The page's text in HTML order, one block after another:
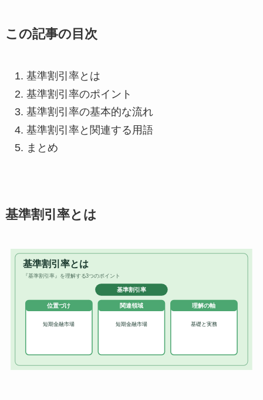
この記事の目次
基準割引率とは
基準割引率のポイント
基準割引率の基本的な流れ
基準割引率と関連する用語
まとめ
基準割引率とは